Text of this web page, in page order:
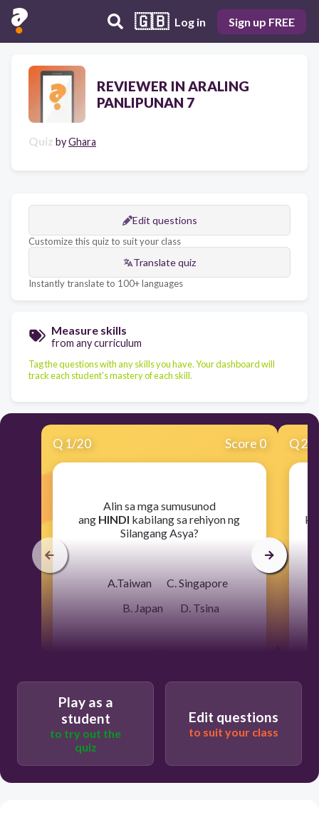
🇬🇧 Log in Sign up FREE
REVIEWER IN ARALING
PANLIPUNAN 7
Quiz byGhara
Edit questions
Customize this quiz to suit your class
Translate quiz
Instantly translate to 100+ languages
Measure skills
from any curriculum
Tag the questions with any skills you have. Your dashboard will
track each student's mastery of each skill.
Q 1/20 Score 0
​Alin sa mga sumusunod
ang HINDI kabilang sa rehiyon ng
Silangang Asya?
A.Taiwan C. Singapore
B. Japan D. Tsina
Q2
Play as a
student
to try out the
quiz
Edit questions
to suit your class